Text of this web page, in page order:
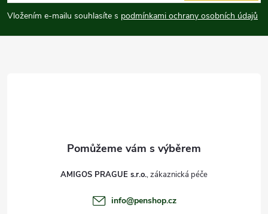
p
a
Vložením e-mailu souhlasíte s podmínkami ochrany osobních údajů
AMIGOS PRAGUE s.r.o.
info@penshop.cz